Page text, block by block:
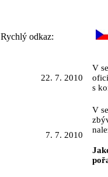
Rychlý odkaz:
22. 7. 2010
V
s
7. 7. 2010
V